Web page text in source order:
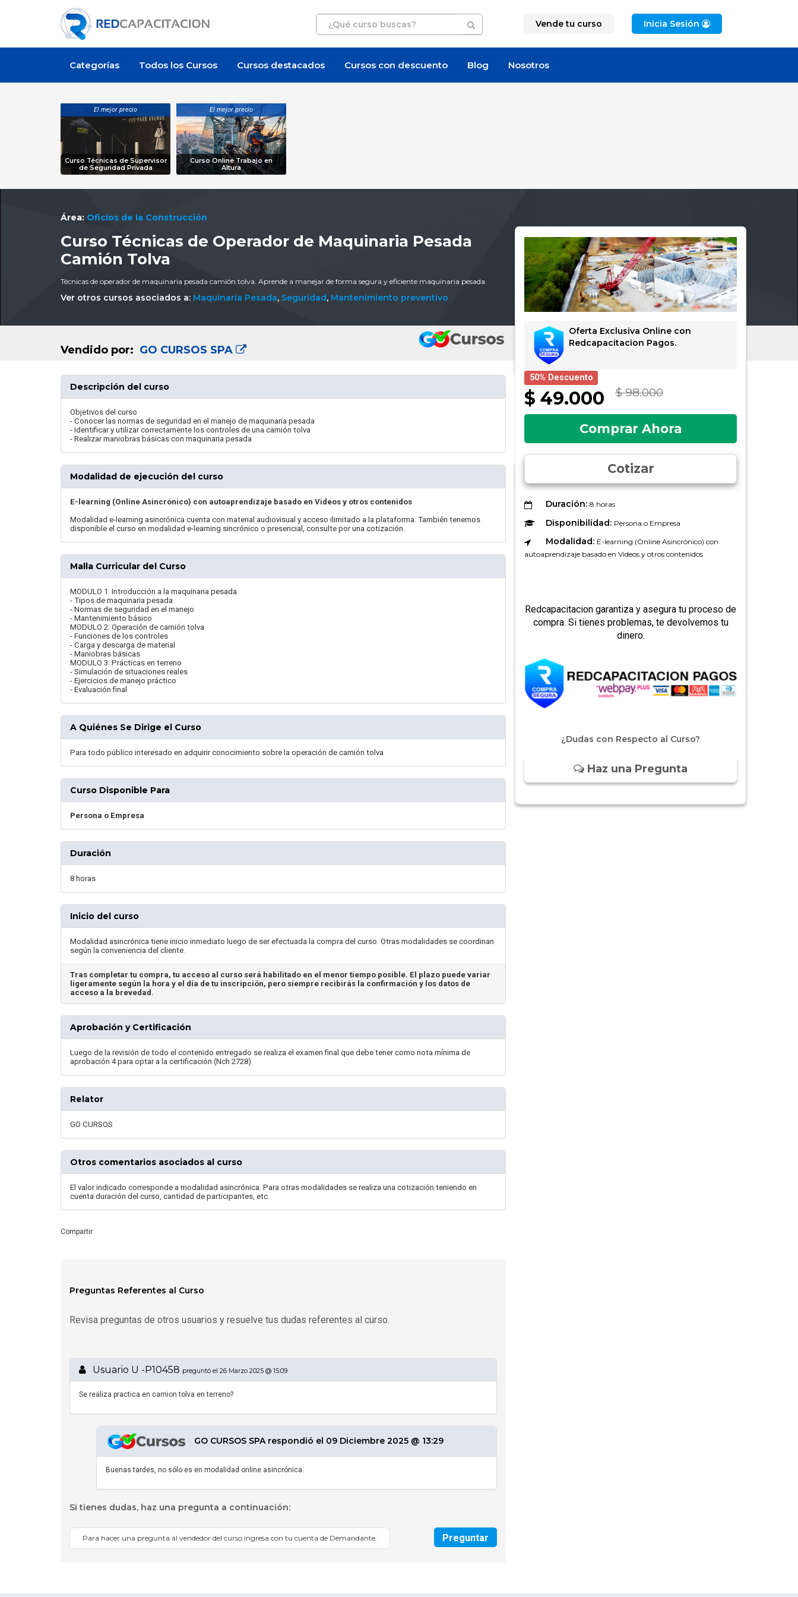
Vende tu curso Inicia Sesión
Categorías Todos los Cursos Cursos destacados Cursos con descuento Blog Nosotros
El mejor precio
Curso Técnicas de Supervisor
de Seguridad Privada
El mejor precio
Curso Online Trabajo en
Altura
Área: Oficios de la Construcción
Curso Técnicas de Operador de Maquinaria Pesada
Camión Tolva
Técnicas de operador de maquinaria pesada camión tolva. Aprende a manejar de forma segura y eficiente maquinaria pesada.
Ver otros cursos asociados a: Maquinaria Pesada, Seguridad, Mantenimiento preventivo
Vendido por: GO CURSOS SPA
Oferta Exclusiva Online con
Redcapacitacion Pagos.
50% Descuento
$ 49.000 $ 98.000
Comprar Ahora
Cotizar
Duración: 8 horas
Disponibilidad: Persona o Empresa
Modalidad: E-learning (Online Asincrónico) con
autoaprendizaje basado en Videos y otros contenidos
Redcapacitacion garantiza y asegura tu proceso de
compra. Si tienes problemas, te devolvemos tu
dinero.
¿Dudas con Respecto al Curso?
Haz una Pregunta
Descripción del curso
Objetivos del curso
- Conocer las normas de seguridad en el manejo de maquinaria pesada
- Identificar y utilizar correctamente los controles de una camión tolva
- Realizar maniobras básicas con maquinaria pesada
Modalidad de ejecución del curso
E-learning (Online Asincrónico) con autoaprendizaje basado en Videos y otros contenidos
Modalidad e-learning asincrónica cuenta con material audiovisual y acceso ilimitado a la plataforma. También tenemos
disponible el curso en modalidad e-learning sincrónico o presencial, consulte por una cotización.
Malla Curricular del Curso
MODULO 1: Introducción a la maquinaria pesada
- Tipos de maquinaria pesada
- Normas de seguridad en el manejo
- Mantenimiento básico
MODULO 2: Operación de camión tolva
- Funciones de los controles
- Carga y descarga de material
- Maniobras básicas
MODULO 3: Prácticas en terreno
- Simulación de situaciones reales
- Ejercicios de manejo práctico
- Evaluación final
A Quiénes Se Dirige el Curso
Para todo público interesado en adquirir conocimiento sobre la operación de camión tolva
Curso Disponible Para
Persona o Empresa
Duración
8 horas
Inicio del curso
Modalidad asincrónica tiene inicio inmediato luego de ser efectuada la compra del curso. Otras modalidades se coordinan
según la conveniencia del cliente.
Tras completar tu compra, tu acceso al curso será habilitado en el menor tiempo posible. El plazo puede variar
ligeramente según la hora y el día de tu inscripción, pero siempre recibirás la confirmación y los datos de
acceso a la brevedad.
Aprobación y Certificación
Luego de la revisión de todo el contenido entregado se realiza el examen final que debe tener como nota mínima de
aprobación 4 para optar a la certificación (Nch 2728)
Relator
GO CURSOS
Otros comentarios asociados al curso
El valor indicado corresponde a modalidad asincrónica. Para otras modalidades se realiza una cotización teniendo en
cuenta duración del curso, cantidad de participantes, etc.
Compartir
Preguntas Referentes al Curso
Revisa preguntas de otros usuarios y resuelve tus dudas referentes al curso.
Usuario U -P10458 preguntó el 26 Marzo 2025 @ 15:09
Se realiza practica en camion tolva en terreno?
GO CURSOS SPA respondió el 09 Diciembre 2025 @ 13:29
Buenas tardes, no sólo es en modalidad online asincrónica.
Si tienes dudas, haz una pregunta a continuación:
Para hacer una pregunta al vendedor del curso ingresa con tu cuenta de Demandante. Preguntar